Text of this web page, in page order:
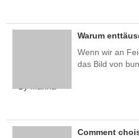
Wenn wir an
das Bild von